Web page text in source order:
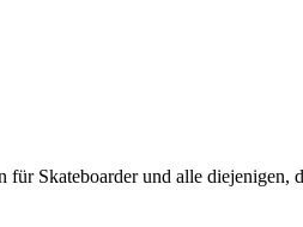
Skateboarder und alle diejenigen,